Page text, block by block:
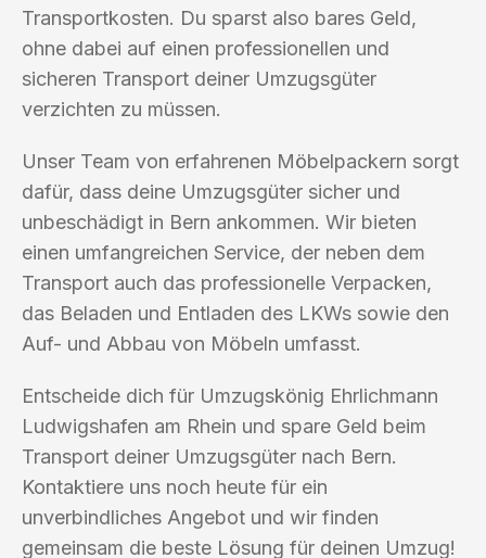
Transportkosten. Du sparst also bares Geld,
ohne dabei auf einen professionellen und
sicheren Transport deiner Umzugsgüter
verzichten zu müssen.
Unser Team von erfahrenen Möbelpackern sorgt
dafür, dass deine Umzugsgüter sicher und
unbeschädigt in Bern ankommen. Wir bieten
einen umfangreichen Service, der neben dem
Transport auch das professionelle Verpacken,
das Beladen und Entladen des LKWs sowie den
Auf- und Abbau von Möbeln umfasst.
Entscheide dich für Umzugskönig Ehrlichmann
Ludwigshafen am Rhein und spare Geld beim
Transport deiner Umzugsgüter nach Bern.
Kontaktiere uns noch heute für ein
unverbindliches Angebot und wir finden
gemeinsam die beste Lösung für deinen Umzug!